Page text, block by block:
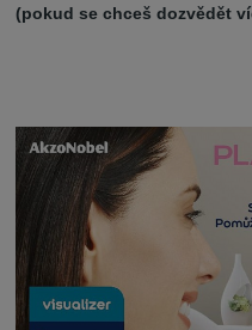
(pokud se chceš dozvědět